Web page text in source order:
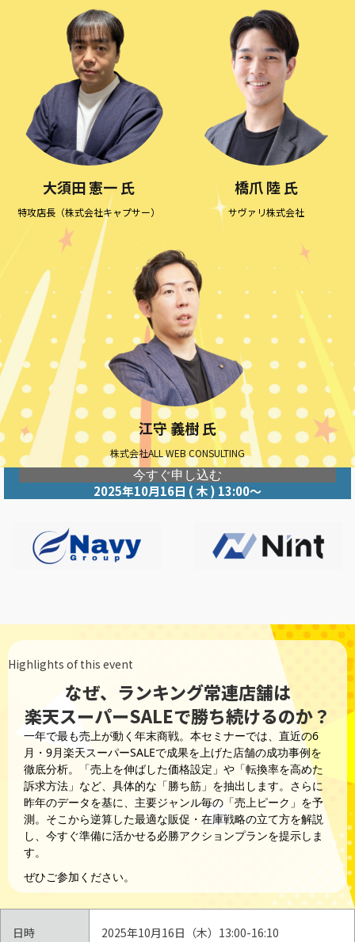
大須田 憲一 氏
特攻店長（株式会社キャプサー）
橋爪 陸 氏
サヴァリ株式会社
江守 義樹 氏
株式会社ALL WEB CONSULTING
2025年10月16日 ( 木 ) 13:00〜
今すぐ申し込む
Highlights of this event
なぜ、ランキング常連店舗は
楽天スーパーSALEで勝ち続けるのか？
一年で最も売上が動く年末商戦。本セミナーでは、直近の6
月・9月楽天スーパーSALEで成果を上げた店舗の成功事例を
徹底分析。「売上を伸ばした価格設定」や「転換率を高めた
訴求方法」など、具体的な「勝ち筋」を抽出します。さらに
昨年のデータを基に、主要ジャンル毎の「売上ピーク」を予
測。そこから逆算した最適な販促・在庫戦略の立て方を解説
し、今すぐ準備に活かせる必勝アクションプランを提示しま
す。
ぜひご参加ください。
日時 2025年10月16日（木）13:00-16:10